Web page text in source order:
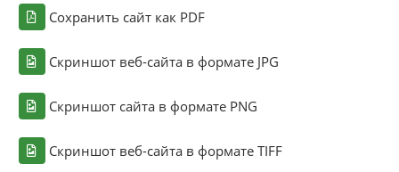
Сохранить сайт как PDF
Скриншот веб-сайта в формате JPG
Скриншот сайта в формате PNG
Скриншот веб-сайта в формате TIFF